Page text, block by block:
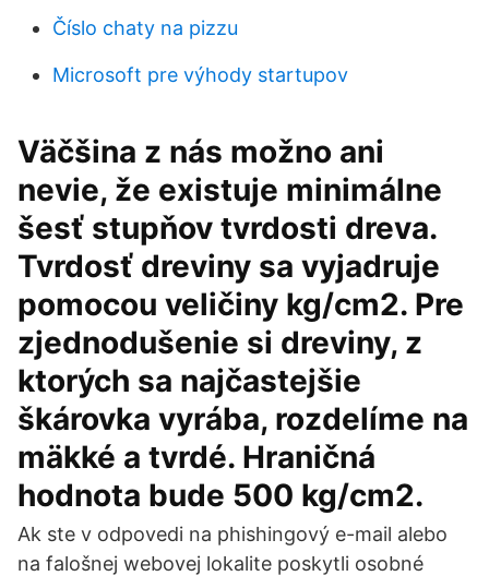
Číslo chaty na pizzu
Microsoft pre výhody startupov
Väčšina z nás možno ani
nevie, že existuje minimálne
šesť stupňov tvrdosti dreva.
Tvrdosť dreviny sa vyjadruje
pomocou veličiny kg/cm2. Pre
zjednodušenie si dreviny, z
ktorých sa najčastejšie
škárovka vyrába, rozdelíme na
mäkké a tvrdé. Hraničná
hodnota bude 500 kg/cm2.
Ak ste v odpovedi na phishingový e-mail alebo
na falošnej webovej lokalite poskytli osobné